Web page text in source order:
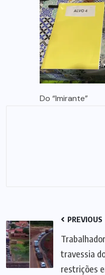
Do “Imirante”
PREVIOUS
travessia
restrições